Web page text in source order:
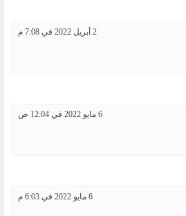
2 أبريل 2022 في 7:08 م
6 مايو 2022 في 12:04 ص
6 مايو 2022 في 6:03 م